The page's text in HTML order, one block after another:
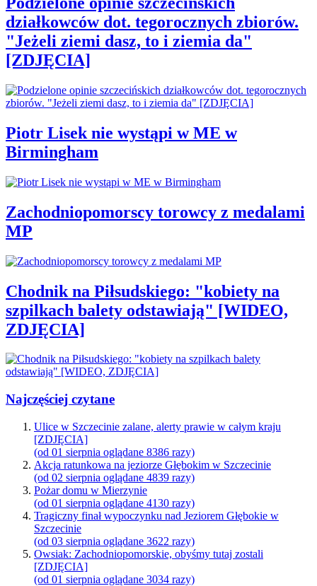
działkowców dot. tegorocznych zbiorów.
"Jeżeli ziemi dasz, to i ziemia da"
[ZDJĘCIA]
Piotr Lisek nie wystąpi w ME w
Birmingham
Zachodniopomorscy torowcy z medalami
MP
Chodnik na Piłsudskiego: "kobiety na
szpilkach balety odstawiają" [WIDEO,
ZDJĘCIA]
Najczęściej czytane
Ulice w Szczecinie zalane, alerty prawie w całym kraju
[ZDJĘCIA]
(od 01 sierpnia oglądane 8386 razy)
Akcja ratunkowa na jeziorze Głębokim w Szczecinie
(od 02 sierpnia oglądane 4839 razy)
Pożar domu w Mierzynie
(od 01 sierpnia oglądane 4130 razy)
Tragiczny finał wypoczynku nad Jeziorem Głębokie w
Szczecinie
(od 03 sierpnia oglądane 3622 razy)
Owsiak: Zachodniopomorskie, obyśmy tutaj zostali
[ZDJĘCIA]
(od 01 sierpnia oglądane 3034 razy)